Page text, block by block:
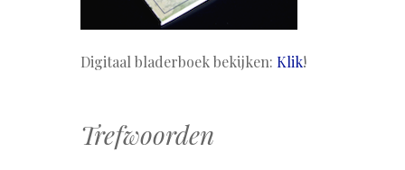
Digitaal bladerboek bekijken: Klik!
Trefwoorden